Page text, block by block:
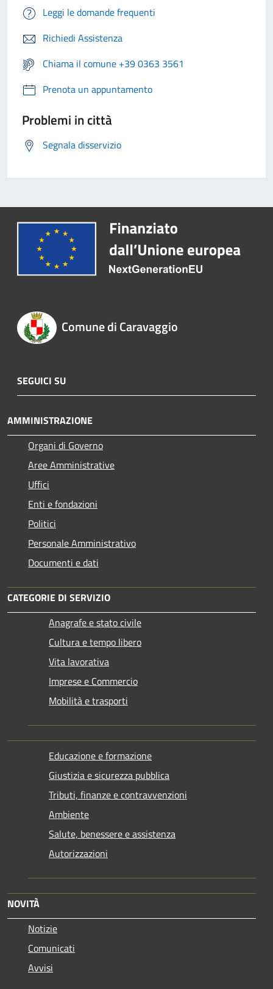
Leggi le domande frequenti
Richiedi Assistenza
Chiama il comune +39 0363 3561
Prenota un appuntamento
Problemi in città
Segnala disservizio
Comune di Caravaggio
SEGUICI SU
AMMINISTRAZIONE
Organi di Governo
Aree Amministrative
Uffici
Enti e fondazioni
Politici
Personale Amministrativo
Documenti e dati
CATEGORIE DI SERVIZIO
Anagrafe e stato civile
Cultura e tempo libero
Vita lavorativa
Imprese e Commercio
Mobilità e trasporti
Educazione e formazione
Giustizia e sicurezza pubblica
Tributi, finanze e contravvenzioni
Ambiente
Salute, benessere e assistenza
Autorizzazioni
NOVITÀ
Notizie
Comunicati
Avvisi